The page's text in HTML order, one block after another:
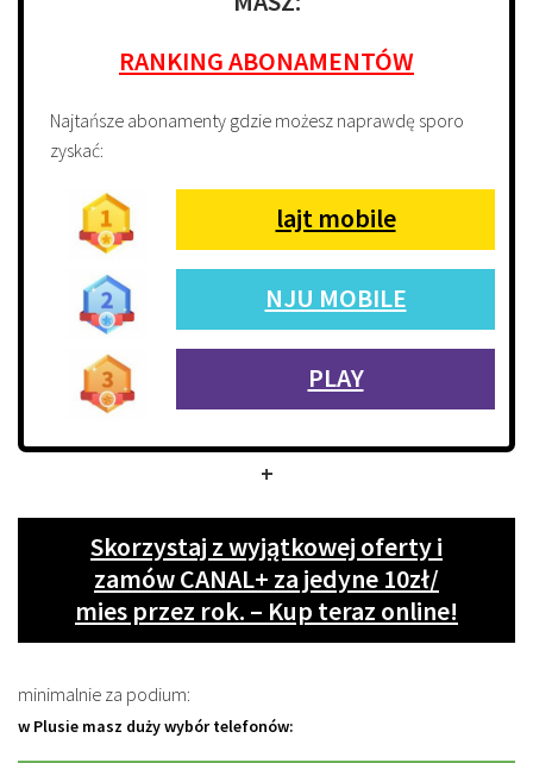
RANKING ABONAMENTÓW
Najtańsze abonamenty gdzie możesz naprawdę sporo
zyskać:
lajt mobile
NJU MOBILE
PLAY
+
Skorzystaj z wyjątkowej oferty i
zamów CANAL+ za jedyne 10zł/
mies przez rok. – Kup teraz online!
minimalnie za podium:
w Plusie masz duży wybór telefonów: